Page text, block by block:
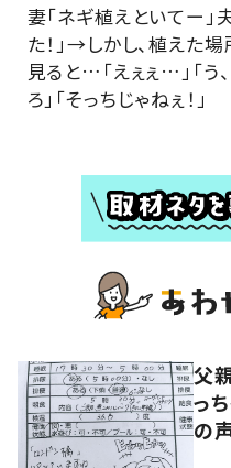
妻「ネギ植えといてー」
た！」→しかし、植えた場
見ると…「えぇぇ…」「う
ろ」「そっちじゃねぇ！」
父
っ
の